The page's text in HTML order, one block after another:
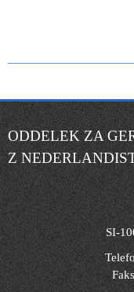
ODDELEK ZA
Z
SI-